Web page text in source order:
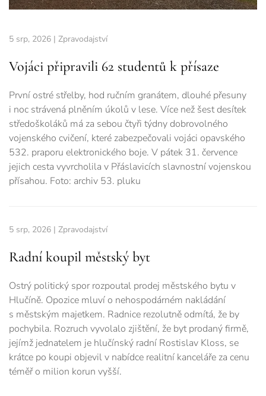
5 srp, 2026 | Zpravodajství
Vojáci připravili 62 studentů k přísaze
První ostré střelby, hod ručním granátem, dlouhé přesuny
i noc strávená plněním úkolů v lese. Více než šest desítek
středoškoláků má za sebou čtyři týdny dobrovolného
vojenského cvičení, které zabezpečovali vojáci opavského
532. praporu elektronického boje. V pátek 31. července
jejich cesta vyvrcholila v Přáslavicích slavnostní vojenskou
přísahou. Foto: archiv 53. pluku
5 srp, 2026 | Zpravodajství
Radní koupil městský byt
Ostrý politický spor rozpoutal prodej městského bytu v
Hlučíně. Opozice mluví o nehospodárném nakládání
s městským majetkem. Radnice rezolutně odmítá, že by
pochybila. Rozruch vyvolalo zjištění, že byt prodaný firmě,
jejímž jednatelem je hlučínský radní Rostislav Kloss, se
krátce po koupi objevil v nabídce realitní kanceláře za cenu
téměř o milion korun vyšší.